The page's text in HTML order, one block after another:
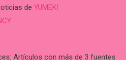
de YUMEKI
Artículos con más de 3 fuentes